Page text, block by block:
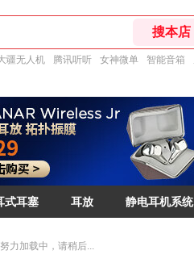
疆无人机 腾讯听听 女神微单 智能音箱
式耳塞 耳放 静电耳机系统
努力加载中，请稍后...